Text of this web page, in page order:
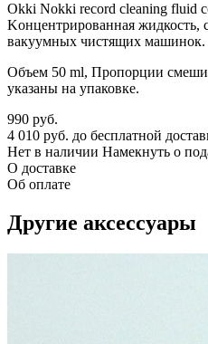
Okki Nokki record cleaning fluid
Kонцентрированная жидкость,
вакуумных чистящих машинок.
Объем 50 ml, Пропорции
указаны на упаковке.
990 руб.
4 010 руб. до бесплатной
Нет в наличии Намекнуть о
О доставке
Об оплате
Другие аксессуары